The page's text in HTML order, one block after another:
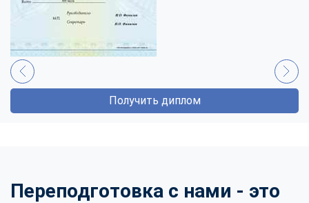
Получить диплом
Переподготовка с нами - это